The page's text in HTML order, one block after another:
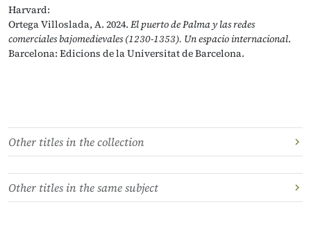
Harvard:
Ortega Villoslada, A. 2024. El puerto de Palma y las redes
comercialesbajomedievales(1230-1353). Un espacio internacional.
Barcelona: Edicions de la Universitat de Barcelona.
Other titles in the collection
Other titles in the same subject